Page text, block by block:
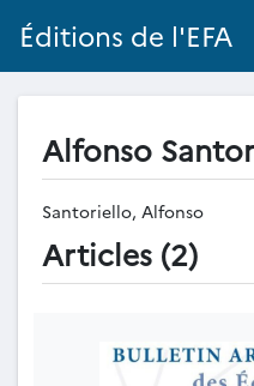
Éditions de l'EFA
Alfonso
Santoriello, Alfonso
Articles (2)